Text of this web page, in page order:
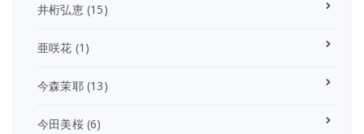
井桁弘恵(15)
亜咲花 (1)
今森茉耶(13)
今田美桜(6)